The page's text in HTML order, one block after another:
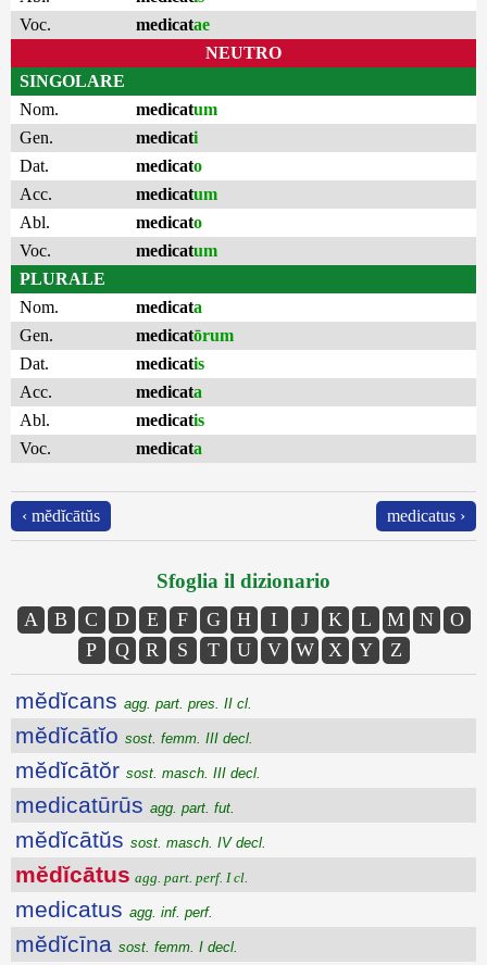
Voc.
medicatae
NEUTRO
SINGOLARE
Nom.
medicatum
Gen.
medicati
Dat.
medicato
Acc.
medicatum
Abl.
medicato
Voc.
medicatum
PLURALE
Nom.
medicata
Gen.
medicatōrum
Dat.
medicatis
Acc.
medicata
Abl.
medicatis
Voc.
medicata
‹ mĕdĭcātŭs medicatus ›
Sfoglia il dizionario
A B C D E F G H I J K L M N
O
P
Q R S T U V W X Y Z
mĕdĭcans agg. part. pres. II cl.
mĕdĭcātĭo sost. femm. III decl.
mĕdĭcātŏr sost. masch. III decl.
medicatūrūs agg. part. fut.
mĕdĭcātŭs sost. masch. IV decl.
mĕdĭcātus agg. part. perf. I cl.
medicatus agg. inf. perf.
mĕdĭcīna sost. femm. I decl.